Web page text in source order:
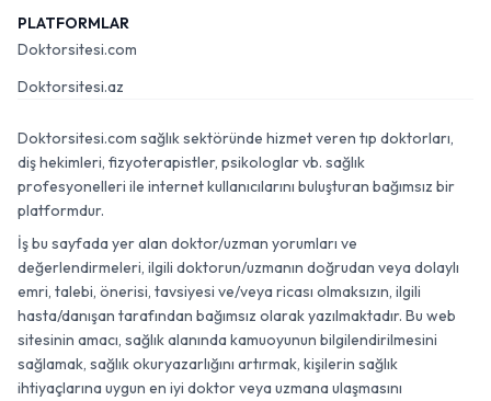
PLATFORMLAR
Doktorsitesi.com
Doktorsitesi.az
Doktorsitesi.com sağlık sektöründe hizmet veren tıp doktorları,
diş hekimleri, fizyoterapistler, psikologlar vb. sağlık
profesyonelleri ile internet kullanıcılarını buluşturan bağımsız bir
platformdur.
İş bu sayfada yer alan doktor/uzman yorumları ve
değerlendirmeleri, ilgili doktorun/uzmanın doğrudan veya dolaylı
emri, talebi, önerisi, tavsiyesi ve/veya ricası olmaksızın, ilgili
hasta/danışan tarafından bağımsız olarak yazılmaktadır. Bu web
sitesinin amacı, sağlık alanında kamuoyunun bilgilendirilmesini
sağlamak, sağlık okuryazarlığını artırmak, kişilerin sağlık
ihtiyaçlarına uygun en iyi doktor veya uzmana ulaşmasını